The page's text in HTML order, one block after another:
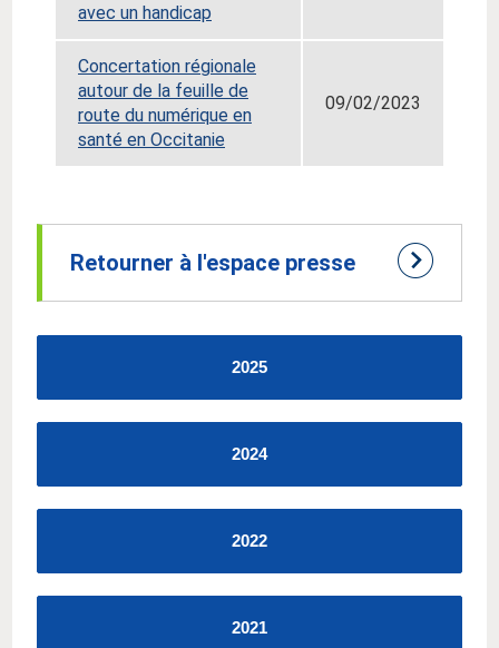
avec un handicap
Concertation régionale
autour de la feuille de
route du numérique en
santé en Occitanie
09/02/2023
Retourner à l'espace presse
2025
2024
2022
2021